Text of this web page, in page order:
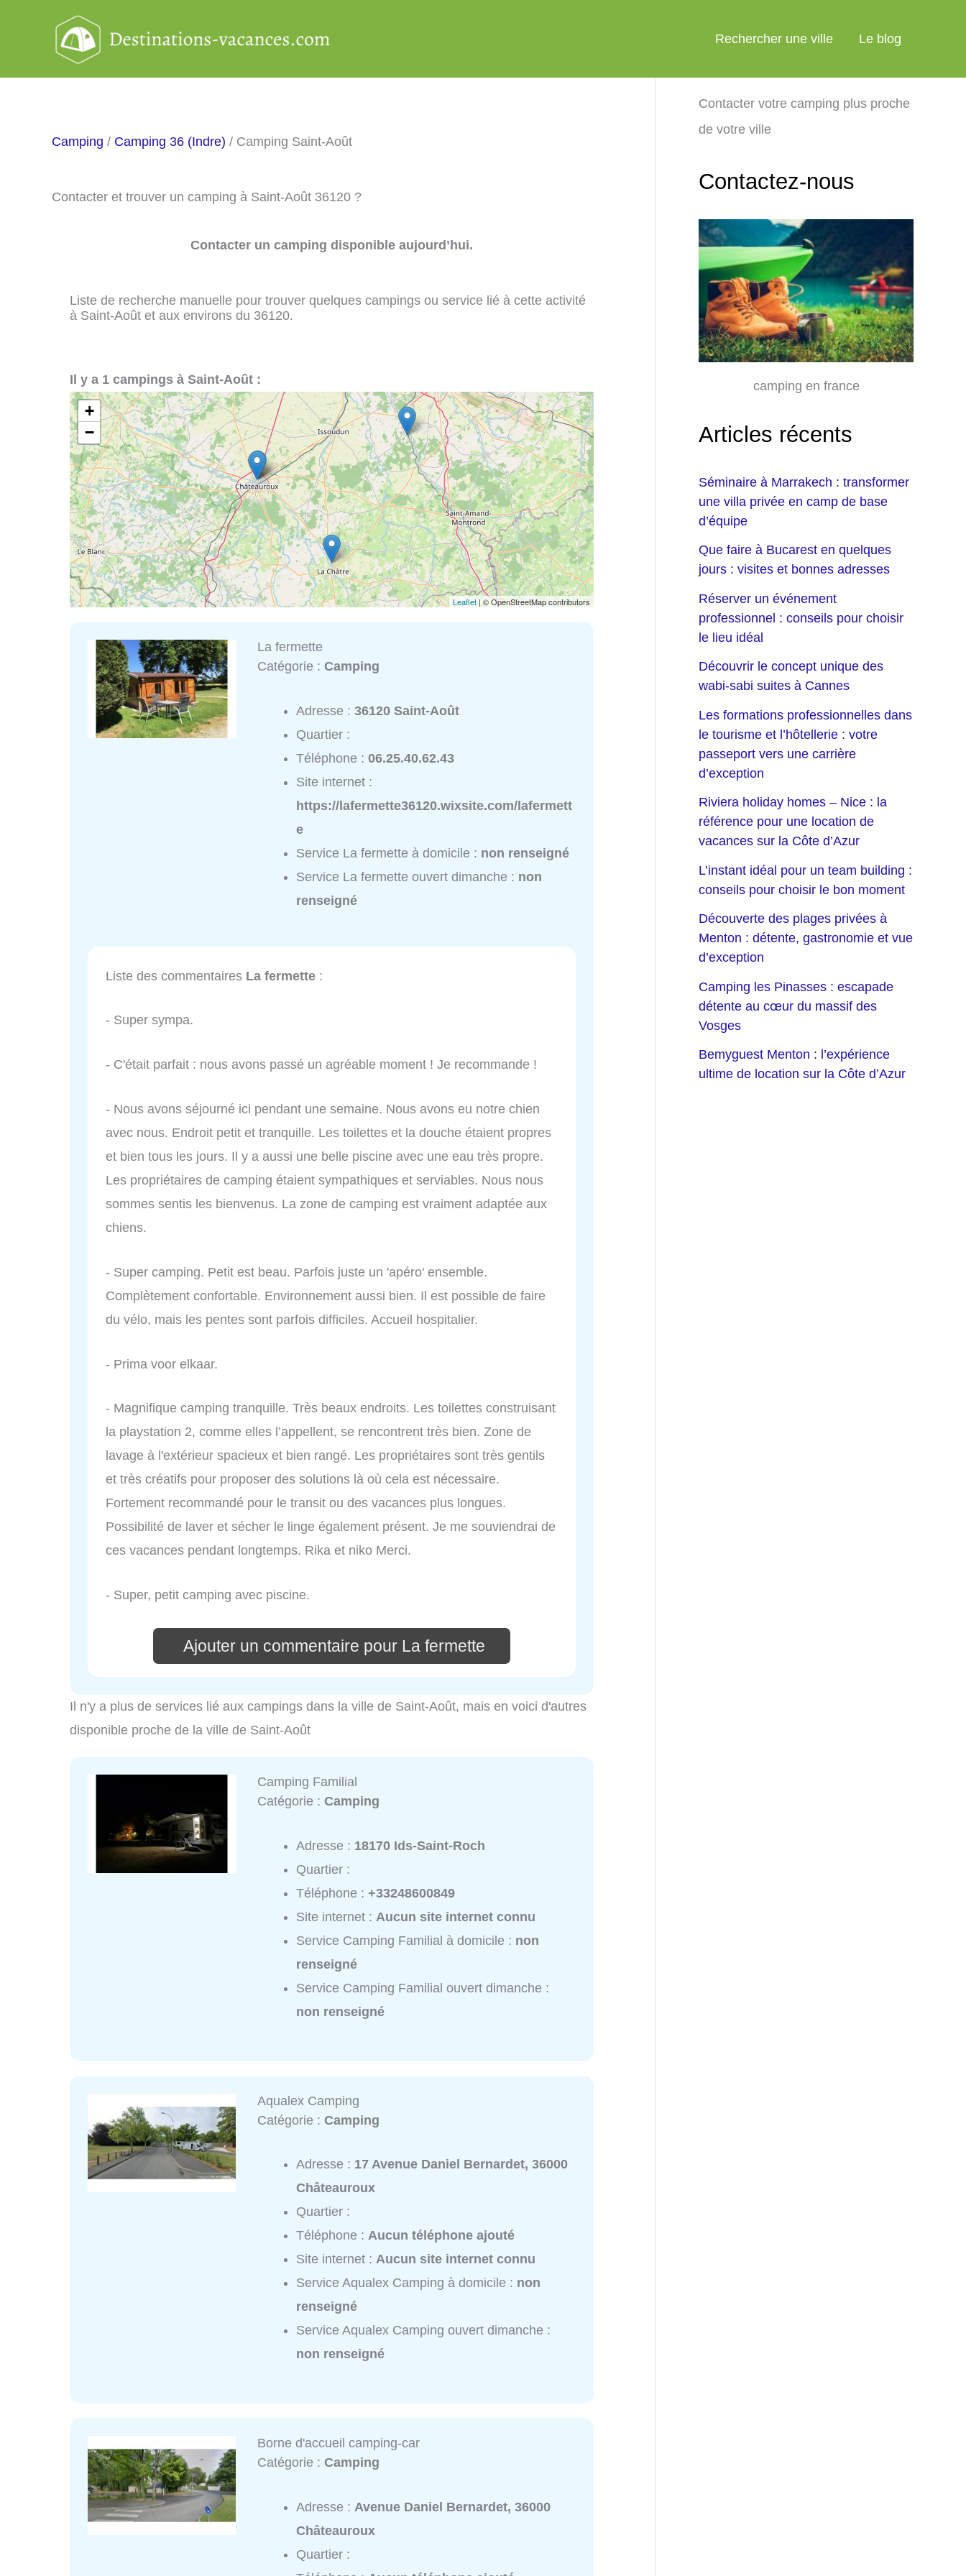
Rechercher une ville Le blog
Camping / Camping 36 (Indre) / Camping Saint-Août
Contacter et trouver un camping à Saint-Août 36120 ?
Contacter un camping disponible aujourd’hui.
Liste de recherche manuelle pour trouver quelques campings ou service lié à cette activité
à Saint-Août et aux environs du 36120.
Il y a 1 campings à Saint-Août :
+
−
Leaflet | © OpenStreetMap contributors
La fermette
Catégorie :Camping
Adresse :36120 Saint-Août
Quartier :
Téléphone :06.25.40.62.43
Site internet :
https://lafermette36120.wixsite.com/lafermett
e
Service La fermette à domicile : non renseigné
Service La fermette ouvert dimanche : non
renseigné
Liste des commentaires La fermette :
- Super sympa.
- C'était parfait : nous avons passé un agréable moment ! Je recommande !
- Nous avons séjourné ici pendant une semaine. Nous avons eu notre chien
avec nous. Endroit petit et tranquille. Les toilettes et la douche étaient propres
et bien tous les jours. Il y a aussi une belle piscine avec une eau très propre.
Les propriétaires de camping étaient sympathiques et serviables. Nous nous
sommes sentis les bienvenus. La zone de camping est vraiment adaptée aux
chiens.
- Super camping. Petit est beau. Parfois juste un 'apéro' ensemble.
Complètement confortable. Environnement aussi bien. Il est possible de faire
du vélo, mais les pentes sont parfois difficiles. Accueil hospitalier.
- Prima voor elkaar.
- Magnifique camping tranquille. Très beaux endroits. Les toilettes construisant
la playstation 2, comme elles l’appellent, se rencontrent très bien. Zone de
lavage à l'extérieur spacieux et bien rangé. Les propriétaires sont très gentils
et très créatifs pour proposer des solutions là où cela est nécessaire.
Fortement recommandé pour le transit ou des vacances plus longues.
Possibilité de laver et sécher le linge également présent. Je me souviendrai de
ces vacances pendant longtemps. Rika et niko Merci.
- Super, petit camping avec piscine.
Ajouter un commentaire pour La fermette
Il n'y a plus de services lié aux campings dans la ville de Saint-Août, mais en voici d'autres
disponible proche de la ville de Saint-Août
Camping Familial
Catégorie :Camping
Adresse : 18170 Ids-Saint-Roch
Quartier :
Téléphone :+33248600849
Site internet : Aucun site internet connu
Service Camping Familial à domicile : non
renseigné
Service Camping Familial ouvert dimanche :
non renseigné
Aqualex Camping
Catégorie :Camping
Adresse : 17 Avenue Daniel Bernardet, 36000
Châteauroux
Quartier :
Téléphone :Aucun téléphone ajouté
Site internet :Aucun site internet connu
Service Aqualex Camping à domicile : non
renseigné
Service Aqualex Camping ouvert dimanche :
non renseigné
Borne d'accueil camping-car
Catégorie :Camping
Adresse :Avenue Daniel Bernardet, 36000
Châteauroux
Quartier :
Contacter votre camping plus proche
de votre ville
Contactez-nous
camping en france
Articles récents
Séminaire à Marrakech : transformer
une villa privée en camp de base
d’équipe
Que faire à Bucarest en quelques
jours : visites et bonnes adresses
Réserver un événement
professionnel : conseils pour choisir
le lieu idéal
Découvrir le concept unique des
wabi-sabi suites à Cannes
Les formations professionnelles dans
le tourisme et l’hôtellerie : votre
passeport vers une carrière
d’exception
Riviera holiday homes – Nice : la
référence pour une location de
vacances sur la Côte d’Azur
L’instant idéal pour un team building :
conseils pour choisir le bon moment
Découverte des plages privées à
Menton : détente, gastronomie et vue
d’exception
Camping les Pinasses : escapade
détente au cœur du massif des
Vosges
Bemyguest Menton : l’expérience
ultime de location sur la Côte d’Azur